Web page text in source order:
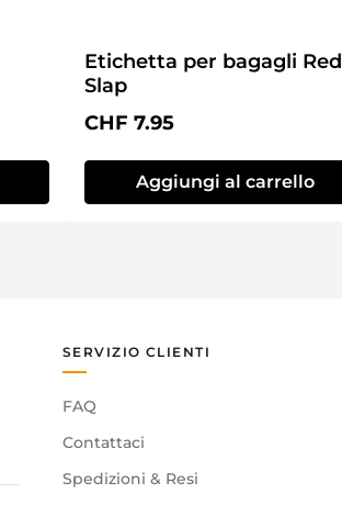
Etichetta per bagagli Red
Slap
Prezzo normale:
CHF 7.95
Aggiungi al carrello
SERVIZIO CLIENTI
FAQ
Contattaci
Spedizioni & Resi